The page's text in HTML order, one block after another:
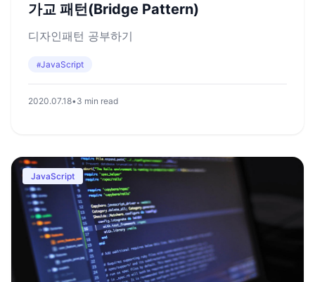
가교 패턴(Bridge Pattern)
디자인패턴 공부하기
#JavaScript
2020.07.18•3 min read
JavaScript